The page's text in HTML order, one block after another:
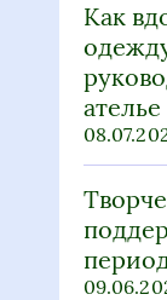
Как
ателье